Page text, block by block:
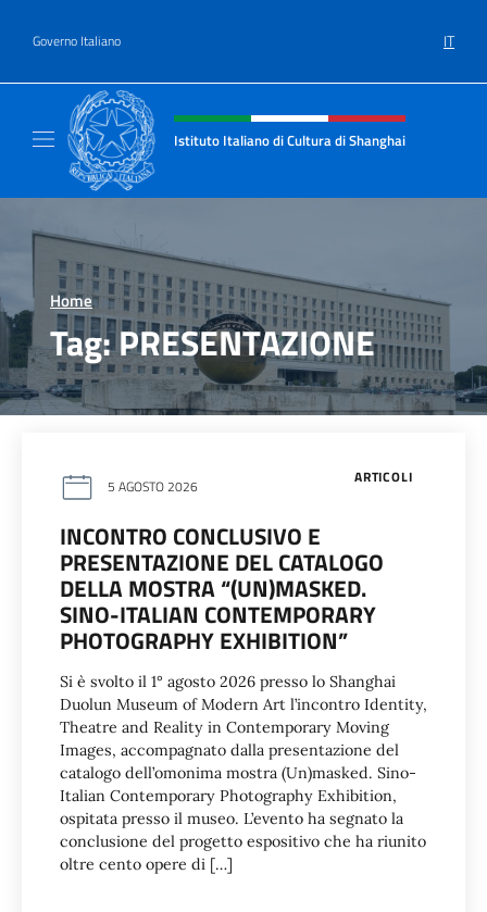
Governo Italiano IT
Intestazione sito, social e menù
Istituto Italiano di Cultura di Shanghai
Home >
Tag:PRESENTAZIONE
ARTICOLI
5 AGOSTO 2026
INCONTRO CONCLUSIVO E
PRESENTAZIONE DEL CATALOGO
DELLA MOSTRA “(UN)MASKED.
SINO-ITALIAN CONTEMPORARY
PHOTOGRAPHY EXHIBITION”
Si è svolto il 1° agosto 2026 presso lo Shanghai
Duolun Museum of Modern Art l’incontro Identity,
Theatre and Reality in Contemporary Moving
Images, accompagnato dalla presentazione del
catalogo dell’omonima mostra (Un)masked. Sino-
Italian Contemporary Photography Exhibition,
ospitata presso il museo. L’evento ha segnato la
conclusione del progetto espositivo che ha riunito
oltre cento opere di […]